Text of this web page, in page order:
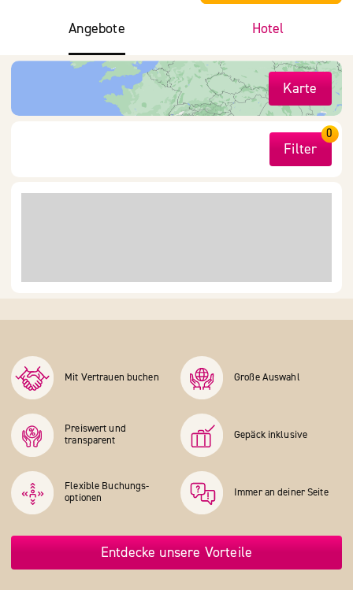
Angebote Hotel
Karte
Filter
0
Mit Vertrauen buchen Große Auswahl
Preiswert und
transparent
Gepäck inklusive
Flexible Buchungs­
optionen
Immer an deiner Seite
Entdecke unsere Vorteile